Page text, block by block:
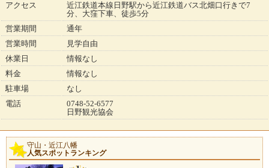
アクセス
近江鉄道本線日野駅から近江鉄道バス北畑口行きで7
分、大窪下車、徒歩5分
営業期間
通年
営業時間
見学自由
休業日
情報なし
料金
情報なし
駐車場
なし
電話
0748-52-6577
日野観光協会
守山・近江八幡
人気スポットランキング